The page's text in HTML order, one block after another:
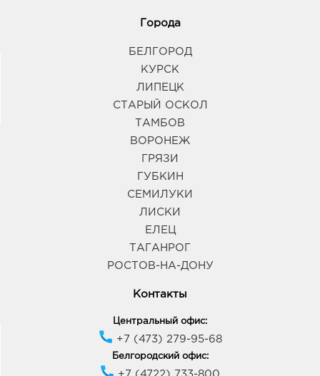
Города
БЕЛГОРОД
КУРСК
ЛИПЕЦК
СТАРЫЙ ОСКОЛ
ТАМБОВ
ВОРОНЕЖ
ГРЯЗИ
ГУБКИН
СЕМИЛУКИ
ЛИСКИ
ЕЛЕЦ
ТАГАНРОГ
РОСТОВ-НА-ДОНУ
Контакты
Центральный офис:
+7 (473) 279-95-68
Белгородский офис:
+7 (4722) 733-800